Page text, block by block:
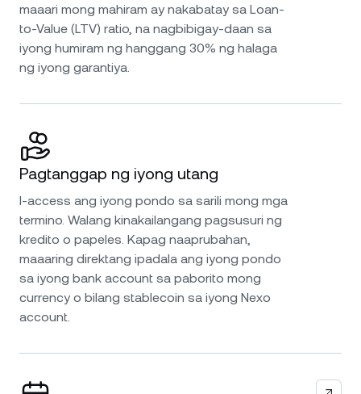
maaari mong mahiram ay nakabatay sa Loan-
to-Value (LTV) ratio, na nagbibigay-daan sa
iyong humiram ng hanggang 30% ng halaga
ng iyong garantiya.
Pagtanggap ng iyong utang
I-access ang iyong pondo sa sarili mong mga
termino. Walang kinakailangang pagsusuri ng
kredito o papeles. Kapag naaprubahan,
maaaring direktang ipadala ang iyong pondo
sa iyong bank account sa paborito mong
currency o bilang stablecoin sa iyong Nexo
account.